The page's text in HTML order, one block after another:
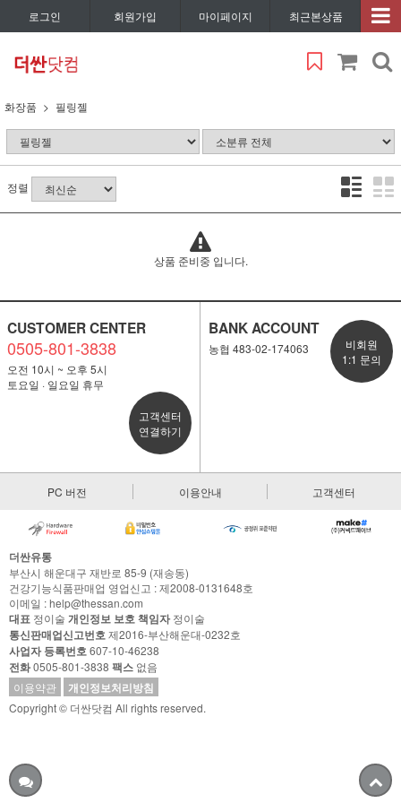
로그인 회원가입 마이페이지 최근본상품
화장품 필링젤
정렬
상품 준비중 입니다.
CUSTOMER CENTER
0505-801-3838
오전 10시 ~ 오후 5시
토요일 · 일요일 휴무
고객센터
연결하기
BANK ACCOUNT
농협 483-02-174063
비회원
1:1 문의
PC 버전 이용안내 고객센터
더싼유통
부산시 해운대구 재반로 85-9 (재송동)
건강기능식품판매업 영업신고 : 제2008-0131648호
이메일 : help@thessan.com
대표 정이술 개인정보 보호 책임자정이술
통신판매업신고번호제2016-부산해운대-0232호
사업자 등록번호607-10-46238
전화0505-801-3838 팩스 없음
이용약관
개인정보처리방침
Copyright © 더싼닷컴 All rights reserved.